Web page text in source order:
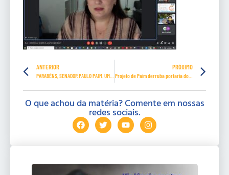
ANTERIOR PRÓXIMO
Projeto de Paim derruba portaria do MPT que proíbe demissão dos que se recusarem a se vacinar
O que achou da matéria? Comente em nossas
redes sociais.